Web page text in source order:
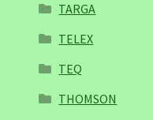
TARGA
TELEX
TEQ
THOMSON